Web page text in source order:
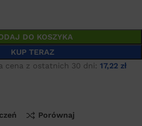
DO KOSZYKA
KUP TERAZ
cena z ostatnich 30 dni: 17,22 zł
Porównaj